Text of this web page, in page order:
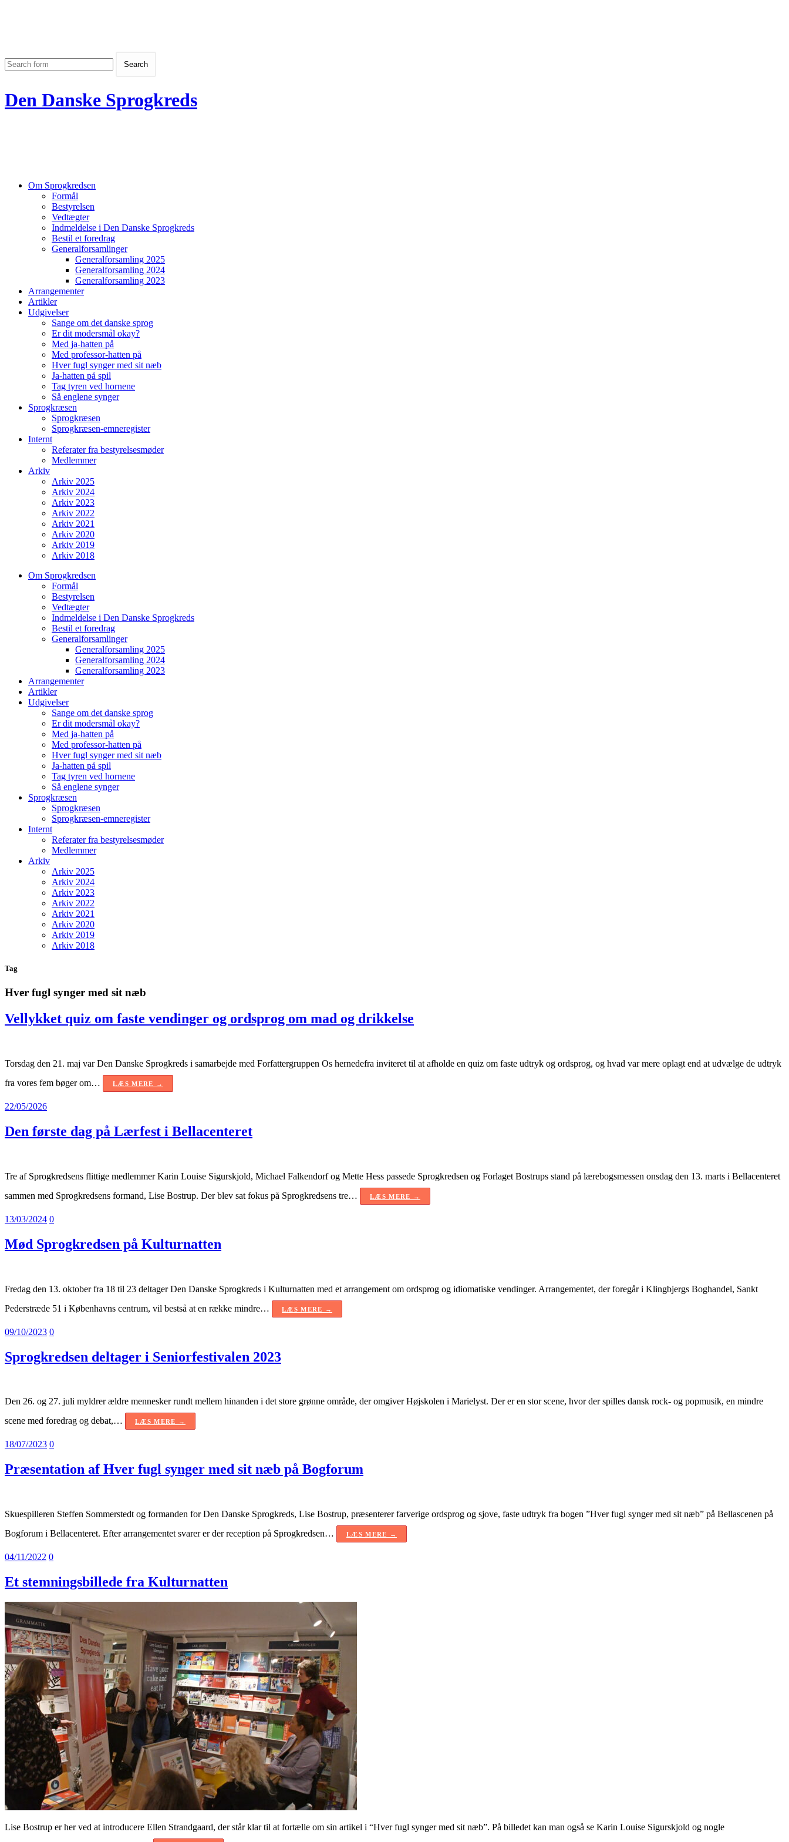
Den Danske Sprogkreds
Om Sprogkredsen
Formål
Bestyrelsen
Vedtægter
Indmeldelse i Den Danske Sprogkreds
Bestil et foredrag
Generalforsamlinger
Generalforsamling 2025
Generalforsamling 2024
Generalforsamling 2023
Arrangementer
Artikler
Udgivelser
Sange om det danske sprog
Er dit modersmål okay?
Med ja-hatten på
Med professor-hatten på
Hver fugl synger med sit næb
Ja-hatten på spil
Tag tyren ved hornene
Så englene synger
Sprogkræsen
Sprogkræsen
Sprogkræsen-emneregister
Internt
Referater fra bestyrelsesmøder
Medlemmer
Arkiv
Arkiv 2025
Arkiv 2024
Arkiv 2023
Arkiv 2022
Arkiv 2021
Arkiv 2020
Arkiv 2019
Arkiv 2018
Om Sprogkredsen
Formål
Bestyrelsen
Vedtægter
Indmeldelse i Den Danske Sprogkreds
Bestil et foredrag
Generalforsamlinger
Generalforsamling 2025
Generalforsamling 2024
Generalforsamling 2023
Arrangementer
Artikler
Udgivelser
Sange om det danske sprog
Er dit modersmål okay?
Med ja-hatten på
Med professor-hatten på
Hver fugl synger med sit næb
Ja-hatten på spil
Tag tyren ved hornene
Så englene synger
Sprogkræsen
Sprogkræsen
Sprogkræsen-emneregister
Internt
Referater fra bestyrelsesmøder
Medlemmer
Arkiv
Arkiv 2025
Arkiv 2024
Arkiv 2023
Arkiv 2022
Arkiv 2021
Arkiv 2020
Arkiv 2019
Arkiv 2018
Tag
Hver fugl synger med sit næb
Vellykket quiz om faste vendinger og ordsprog om mad og drikkelse
Torsdag den 21. maj var Den Danske Sprogkreds i samarbejde med Forfattergruppen Os hernedefra inviteret til at afholde en quiz om faste udtryk og ordsprog, og hvad var mere oplagt end at udvælge de udtryk
fra vores fem bøger om…
LÆS MERE →
22/05/2026
Den første dag på Lærfest i Bellacenteret
Tre af Sprogkredsens flittige medlemmer Karin Louise Sigurskjold, Michael Falkendorf og Mette Hess passede Sprogkredsen og Forlaget Bostrups stand på lærebogsmessen onsdag den 13. marts i Bellacenteret
sammen med Sprogkredsens formand, Lise Bostrup. Der blev sat fokus på Sprogkredsens tre…
LÆS MERE →
13/03/2024 0
Mød Sprogkredsen på Kulturnatten
Fredag den 13. oktober fra 18 til 23 deltager Den Danske Sprogkreds i Kulturnatten med et arrangement om ordsprog og idiomatiske vendinger. Arrangementet, der foregår i Klingbjergs Boghandel, Sankt
Pederstræde 51 i Københavns centrum, vil bestså at en række mindre…
LÆS MERE →
09/10/2023 0
Sprogkredsen deltager i Seniorfestivalen 2023
Den 26. og 27. juli myldrer ældre mennesker rundt mellem hinanden i det store grønne område, der omgiver Højskolen i Marielyst. Der er en stor scene, hvor der spilles dansk rock- og popmusik, en mindre
scene med foredrag og debat,…
LÆS MERE →
18/07/2023 0
Præsentation af Hver fugl synger med sit næb på Bogforum
Skuespilleren Steffen Sommerstedt og formanden for Den Danske Sprogkreds, Lise Bostrup, præsenterer farverige ordsprog og sjove, faste udtryk fra bogen ”Hver fugl synger med sit næb” på Bellascenen på
Bogforum i Bellacenteret. Efter arrangementet svarer er der reception på Sprogkredsen…
LÆS MERE →
04/11/2022 0
Et stemningsbillede fra Kulturnatten
Lise Bostrup er her ved at introducere Ellen Strandgaard, der står klar til at fortælle om sin artikel i “Hver fugl synger med sit næb”. På billedet kan man også se Karin Louise Sigurskjold og nogle